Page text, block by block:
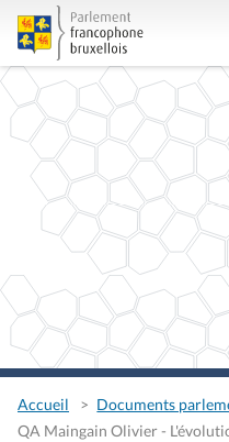
Accueil
Documents
QA Maingain Olivier -